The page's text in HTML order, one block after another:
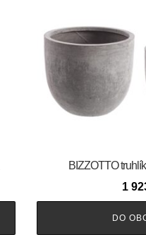
BIZZOTTO
1
DO